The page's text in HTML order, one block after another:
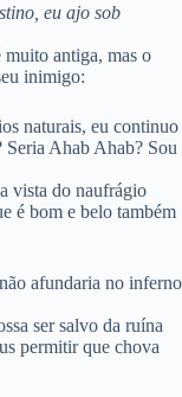
eu ajo sob
muito antiga, mas o
inimigo:
naturais, eu continuo
Seria Ahab Ahab? Sou
vista do naufrágio
é bom e belo também
afundaria no inferno
ser salvo da ruína
permitir que chova